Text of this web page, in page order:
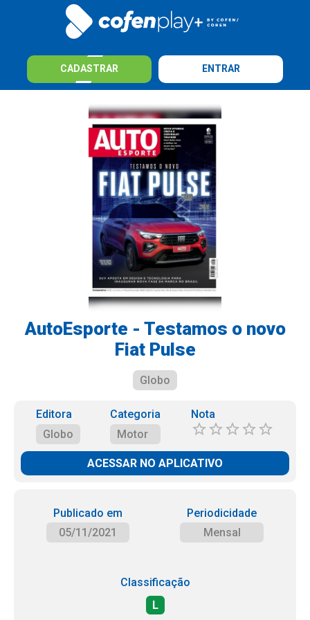
CADASTRAR ENTRAR
AutoEsporte - Testamos o novo
Fiat Pulse
Globo
Editora
Globo
Categoria
Motor
Nota
ACESSAR NO APLICATIVO
Publicado em
05/11/2021
Periodicidade
Mensal
Classificação
L